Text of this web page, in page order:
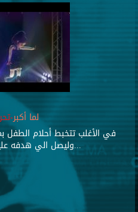
لما أكبر-
في الأغلب تتخبط أحلام
...وليصل الي هدفه